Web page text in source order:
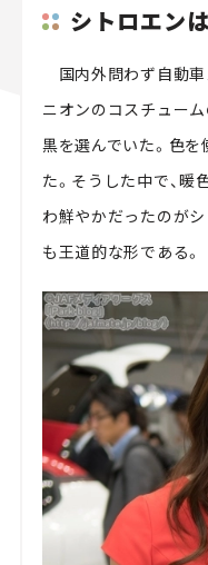
シトロエン
国内外問わず自動車
ニオンのコスチュー
黒を選んでいた。色
た。そうした中で、暖
わ鮮やかだったのが
も王道的な形である。